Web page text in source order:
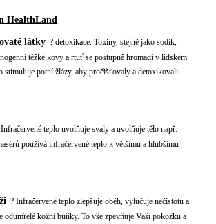
HealthLand
látky ? detoxikace. Toxiny, stejně jako sodík,
těžké kovy a rtuť se postupně hromadí v lidském
stimuluje potní žlázy, aby pročišťovaly a detoxikovali
teplo uvolňuje svaly a uvolňuje tělo např.
používá infračervené teplo k většímu a hlubšímu
? Infračervené teplo zlepšuje oběh, vylučuje nečistotu a
odumřelé kožní buňky. To vše zpevňuje Vaši pokožku a